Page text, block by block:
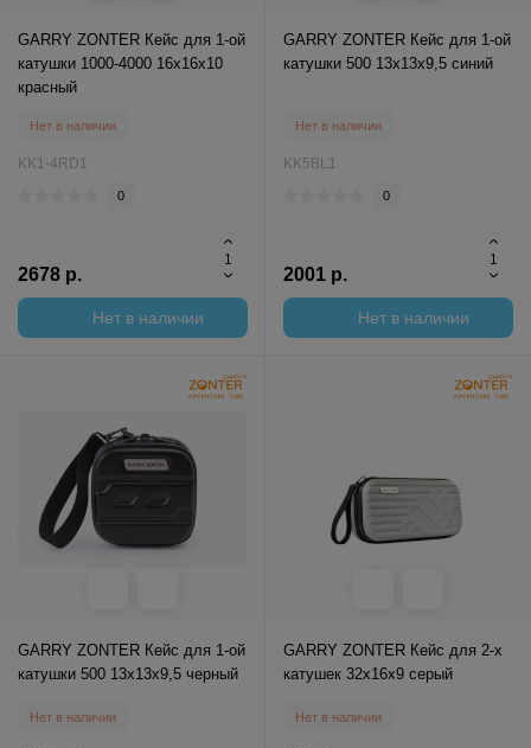
GARRY ZONTER Кейс для 1-ой
катушки 1000-4000 16x16x10
красный
Нет в наличии
KK1-4RD1
0
2678 р.
Нет в наличии
GARRY ZONTER Кейс для 1-ой
катушки 500 13x13x9,5 синий
Нет в наличии
KK5BL1
0
2001 р.
Нет в наличии
GARRY ZONTER Кейс для 1-ой
катушки 500 13x13x9,5 черный
Нет в наличии
GARRY ZONTER Кейс для 2-х
катушек 32x16x9 серый
Нет в наличии